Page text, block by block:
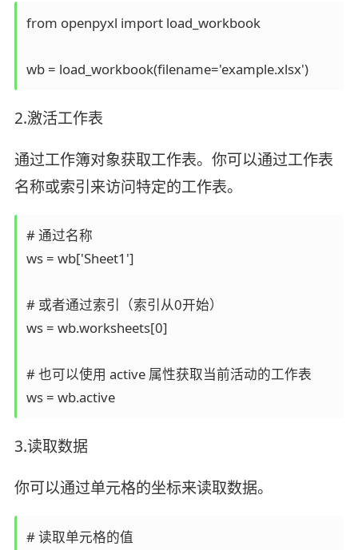
from openpyxl import load_workbook
wb = load_workbook(filename='example.xlsx')
2.激活工作表
通过工作簿对象获取工作表。你可以通过工作表
名称或索引来访问特定的工作表。
# 通过名称
ws = wb['Sheet1']
# 或者通过索引（索引从0开始）
ws = wb.worksheets[0]
# 也可以使用 active 属性获取当前活动的工作表
ws = wb.active
3.读取数据
你可以通过单元格的坐标来读取数据。
# 读取单元格的值